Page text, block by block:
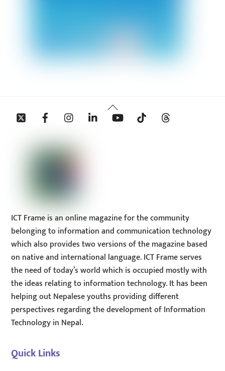
Back
To
Twitter Facebook InstagramLinkedin YouTube Tiktok
ICT Frame is an online magazine for the community
belonging to information and communication technology
which also provides two versions of the magazine based
on native and international language. ICT Frame serves
the need of today’s world which is occupied mostly with
the ideas relating to information technology. It has been
helping out Nepalese youths providing different
perspectives regarding the development of Information
Technology in Nepal.
Quick Links